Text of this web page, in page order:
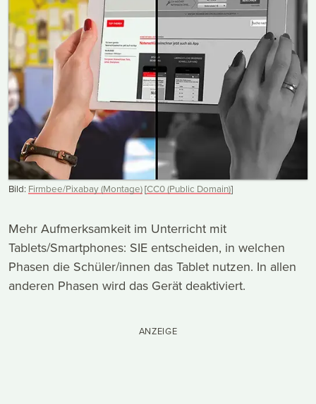
Bild: Firmbee/Pixabay (Montage)[CC0 (Public Domain)]
Mehr Aufmerksamkeit im Unterricht mit
Tablets/Smartphones: SIE entscheiden, in welchen
Phasen die Schüler/innen das Tablet nutzen. In allen
anderen Phasen wird das Gerät deaktiviert.
ANZEIGE